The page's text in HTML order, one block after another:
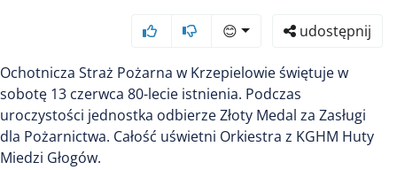
😊 udostępnij
Ochotnicza Straż Pożarna w Krzepielowie świętuje w
sobotę 13 czerwca 80-lecie istnienia. Podczas
uroczystości jednostka odbierze Złoty Medal za Zasługi
dla Pożarnictwa. Całość uświetni Orkiestra z KGHM Huty
Miedzi Głogów.